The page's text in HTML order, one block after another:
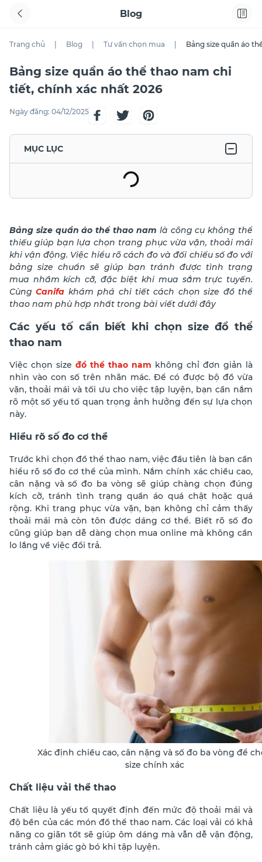
Blog
Trang chủ Blog Tư vấn chọn mua Bảng size quần áo
Bảng size quần áo thể thao nam chi
tiết, chính xác nhất 2026
Ngày đăng: 04/12/2025
MỤC LỤC
Bảng size quần áo thể thao nam là công cụ không thể
thiếu giúp bạn lựa chọn trang phục vừa vặn, thoải mái
khi vận động. Việc hiểu rõ cách đo và đối chiếu số đo với
bảng size chuẩn sẽ giúp bạn tránh được tình trạng
mua nhầm kích cỡ, đặc biệt khi mua sắm trực tuyến.
CùngCanifa khám phá chi tiết cách chọn size đồ thể
thao nam phù hợp nhất trong bài viết dưới đây
Các yếu tố cần biết khi chọn size đồ thể
thao nam
Việc chọn size đồ thể thao nam không chỉ đơn giản là
nhìn vào con số trên nhãn mác. Để có được bộ đồ vừa
vặn, thoải mái và tối ưu cho việc tập luyện, bạn cần nắm
rõ một số yếu tố quan trọng ảnh hưởng đến sự lựa chọn
này.
Hiểu rõ số đo cơ thể
Trước khi chọn đồ thể thao nam, việc đầu tiên là bạn cần
hiểu rõ số đo cơ thể của mình. Nắm chính xác chiều cao,
cân nặng và số đo ba vòng sẽ giúp chàng chọn đúng
kích cỡ, tránh tình trạng quần áo quá chật hoặc quá
rộng. Khi trang phục vừa vặn, bạn không chỉ cảm thấy
thoải mái mà còn tôn được dáng cơ thể. Biết rõ số đo
cũng giúp bạn dễ dàng chọn mua online mà không cần
lo lắng về việc đổi trả.
Xác định chiều cao, cân nặng và số đo ba vòng để
size chính xác
Chất liệu vải thể thao
Chất liệu là yếu tố quyết định đến mức độ thoải mái và
độ bền của các món đồ thể thao nam. Các loại vải có khả
năng co giãn tốt sẽ giúp ôm dáng mà vẫn dễ vận động,
tránh cảm giác gò bó khi tập luyện.